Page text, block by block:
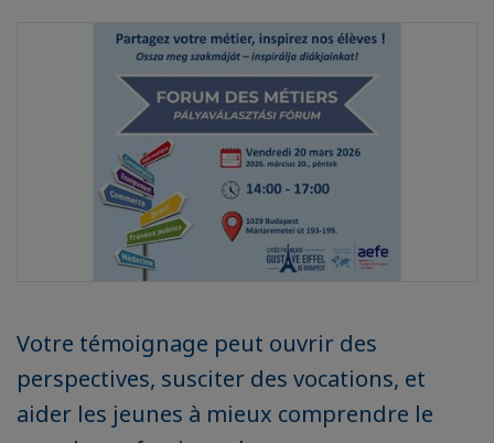
Votre témoignage peut ouvrir des
perspectives, susciter des vocations, et
aider les jeunes à mieux comprendre le